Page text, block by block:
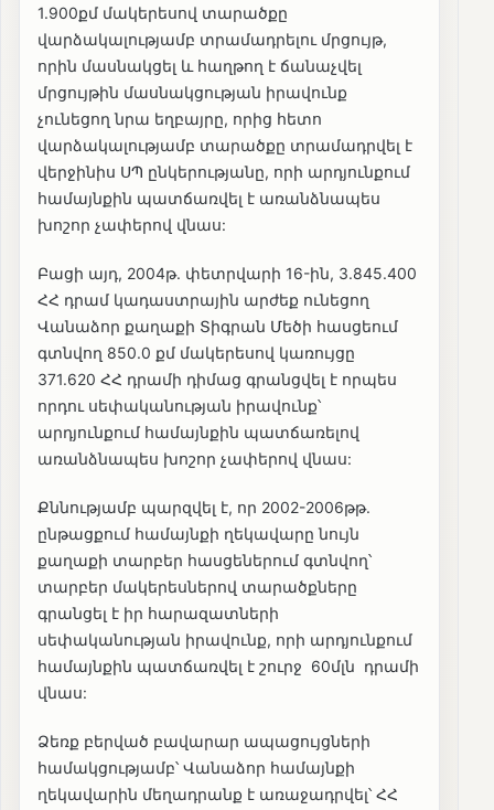
1.900քմ մակերեսով տարածքը
վարձակալությամբ տրամադրելու մրցույթ,
որին մասնակցել և հաղթող է ճանաչվել
մրցույթին մասնակցության իրավունք
չունեցող նրա եղբայրը, որից հետո
վարձակալությամբ տարածքը տրամադրվել է
վերջինիս ՍՊ ընկերությանը, որի արդյունքում
համայնքին պատճառվել է առանձնապես
խոշոր չափերով վնաս:
Բացի այդ, 2004թ. փետրվարի 16-ին, 3.845.400
ՀՀ դրամ կադաստրային արժեք ունեցող
Վանաձոր քաղաքի Տիգրան Մեծի հասցեում
գտնվող 850.0 քմ մակերեսով կառույցը
371.620 ՀՀ դրամի դիմաց գրանցվել է որպես
որդու սեփականության իրավունք՝
արդյունքում համայնքին պատճառելով
առանձնապես խոշոր չափերով վնաս:
Քննությամբ պարզվել է, որ 2002-2006թթ.
ընթացքում համայնքի ղեկավարը նույն
քաղաքի տարբեր հասցեներում գտնվող՝
տարբեր մակերեսներով տարածքները
գրանցել է իր հարազատների
սեփականության իրավունք, որի արդյունքում
համայնքին պատճառվել է շուրջ 60մլն դրամի
վնաս:
Ձեռք բերված բավարար ապացույցների
համակցությամբ՝ Վանաձոր համայնքի
ղեկավարին մեղադրանք է առաջադրվել՝ ՀՀ